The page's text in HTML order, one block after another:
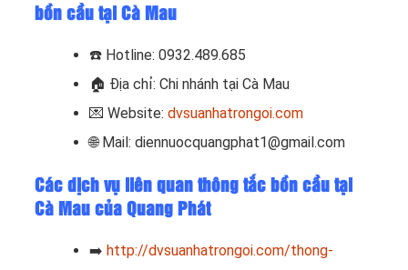
bồn cầu tại Cà Mau
☎️ Hotline: 0932.489.685
🏠 Địa chỉ: Chi nhánh tại Cà Mau
💌 Website: dvsuanhatrongoi.com
🌐 Mail: diennuocquangphat1@gmail.com
Các dịch vụ liên quan thông tắc bồn cầu tại
Cà Mau của Quang Phát
➡️ http://dvsuanhatrongoi.com/thong-